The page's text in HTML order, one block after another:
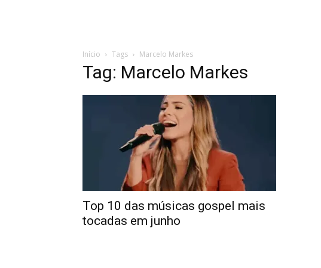
Início Tags Marcelo Markes
Tag: Marcelo Markes
Top 10 das músicas gospel mais
tocadas em junho